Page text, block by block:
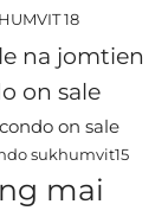
18
na jomtien
on sale
condo on sale
sukhumvit15
mai